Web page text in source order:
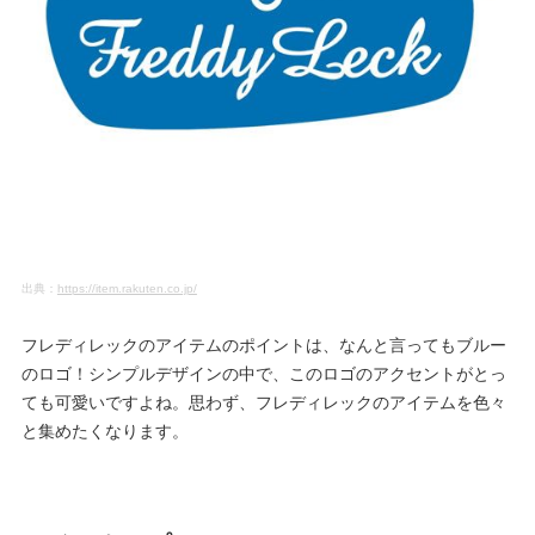
出典： https://item.rakuten.co.jp/
フレディレックのアイテムのポイントは、なんと言ってもブルー
のロゴ！シンプルデザインの中で、このロゴのアクセントがとっ
ても可愛いですよね。思わず、フレディレックのアイテムを色々
と集めたくなります。